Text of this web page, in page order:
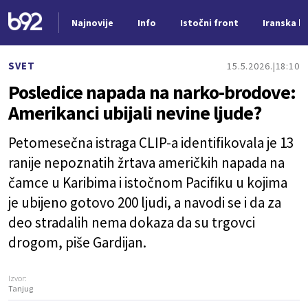
Najnovije Info Istočni front Iranska
SVET 15.5.2026. 18:10
Posledice napada na narko-brodove:
Amerikanci ubijali nevine ljude?
Petomesečna istraga CLIP-a identifikovala je 13
ranije nepoznatih žrtava američkih napada na
čamce u Karibima i istočnom Pacifiku u kojima
je ubijeno gotovo 200 ljudi, a navodi se i da za
deo stradalih nema dokaza da su trgovci
drogom, piše Gardijan.
Izvor:
Tanjug